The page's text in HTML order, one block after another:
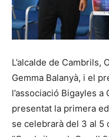
L’alcalde de Cambrils,
Gemma Balanyà, i el
l’associació Bigayles
presentat la primera
se celebrarà del 3 al 5